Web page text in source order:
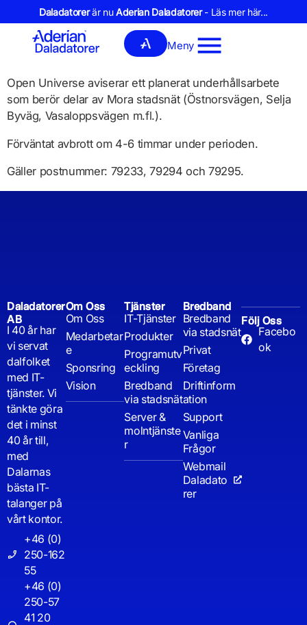
Daladatorerär nuAderian Daladatorer- Läs mer här...
Meny
Open Universe aviserar ett planerat underhållsarbete
som berör delar av Mora stadsnät (Östnorsvägen, Selja
Byväg, Vasaloppsvägen m.fl.).
Förväntat avbrott om 4-6 timmar under perioden.
Gäller postnummer: 79233, 79294 och 79295.
Daladatorer
AB
I 40 år har
vi servat
dalfolket
med IT-
tjänster. Vi
tänkte göra
det i minst
40 år till,
med
Dalarnas
bästa IT-
talanger på
vårt kontor.
+46 (0)
250-162
55
+46 (0)
250-57
41 20
Om Oss
Om Oss
Medarbetar
e
Sponsring
Vision
Tjänster
IT-Tjänster
Produkter
Programutv
eckling
Bredband
via stadsnät
Server &
molntjänste
r
Bredband
Bredband
via stadsnät
Privat
Företag
Driftinform
ation
Support
Vanliga
Frågor
Webmail
Daladato
rer
Följ Oss
Facebo
ok